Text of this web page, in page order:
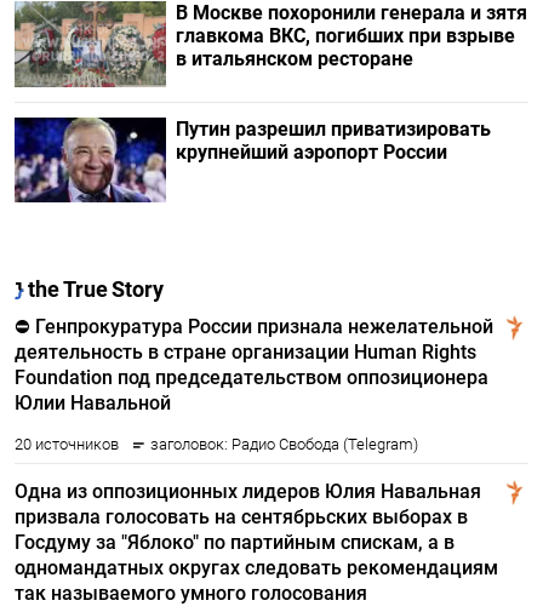
В Москве похоронили генерала и зятя
главкома ВКС, погибших при взрыве
в итальянском ресторане
Путин разрешил приватизировать
крупнейший аэропорт России